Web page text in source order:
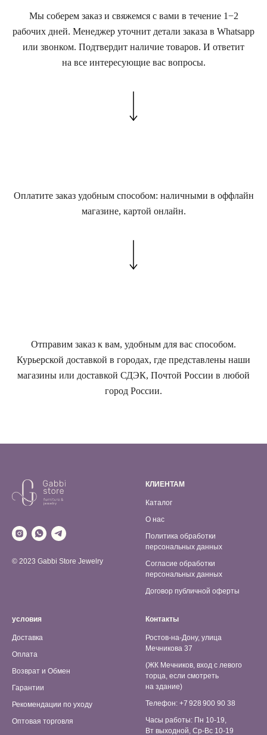
Мы соберем заказ и свяжемся с вами в течение 1−2
рабочих дней. Менеджер уточнит детали заказа в Whatsapp
или звонком. Подтвердит наличие товаров. И ответит
на все интересующие вас вопросы.
Оплатите заказ удобным способом: наличными в оффлайн
магазине, картой онлайн.
Отправим заказ к вам, удобным для вас способом.
Курьерской доставкой в городах, где представлены наши
магазины или доставкой СДЭК, Почтой России в любой
город России.
© 2023 Gabbi Store Jewelry
КЛИЕНТАМ
Каталог
О нас
Политика обработки
персональных данных
Согласие обработки
персональных данных
Договор публичной оферты
условия
Доставка
Оплата
Возврат и Обмен
Гарантии
Рекомендации по уходу
Оптовая торговля
Контакты
Ростов-на-Дону, улица
Мечникова 37
(ЖК Мечников, вход с левого
торца, если смотреть
на здание)
Телефон: +7 928 900 90 38
Часы работы: Пн 10-19,
Вт выходной, Ср-Вс 10-19